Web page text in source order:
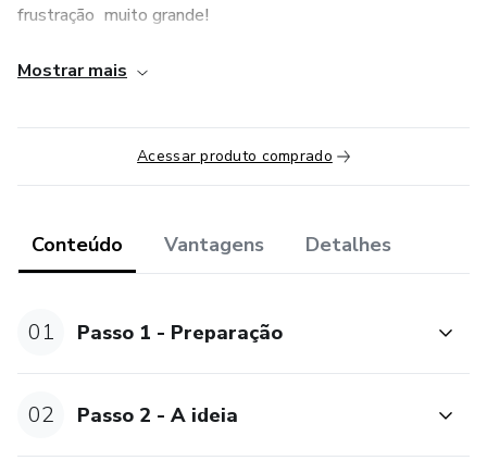
frustração muito grande!
Descubra que você é capaz de escrever histórias
guiando nos seus primeiros passos como aprendiz.
Acredite que escrever uma história pode transformar a sua
vida!
O guia possui 7 passos objetivos para você se preparar,
planejar, desenvolver e publicar a sua história.
Mostrar mais
Acessar produto comprado
Conteúdo Vantagens Detalhes
01 Passo 1 - Preparação
02 Passo 2 - A ideia